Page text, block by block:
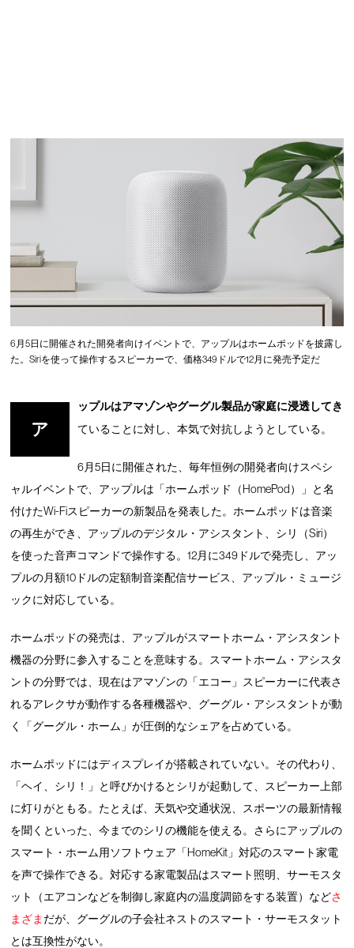
6月5日に開催された開発者向けイベントで、アップルはホームポッドを披露し
た。Siriを使って操作するスピーカーで、価格349ドルで12月に発売予定だ
ア
ップルはアマゾンやグーグル製品が家庭に浸透してき
ていることに対し、本気で対抗しようとしている。
6月5日に開催された、毎年恒例の開発者向けスペシ
ャルイベントで、アップルは「ホームポッド（HomePod）」と名
付けたWi-Fiスピーカーの新製品を発表した。ホームポッドは音楽
の再生ができ、アップルのデジタル・アシスタント、シリ（Siri）
を使った音声コマンドで操作する。12月に349ドルで発売し、アッ
プルの月額10ドルの定額制音楽配信サービス、アップル・ミュージ
ックに対応している。
ホームポッドの発売は、アップルがスマートホーム・アシスタント
機器の分野に参入することを意味する。スマートホーム・アシスタ
ントの分野では、現在はアマゾンの「エコー」スピーカーに代表さ
れるアレクサが動作する各種機器や、グーグル・アシスタントが動
く「グーグル・ホーム」が圧倒的なシェアを占めている。
ホームポッドにはディスプレイが搭載されていない。その代わり、
「ヘイ、シリ！」と呼びかけるとシリが起動して、スピーカー上部
に灯りがともる。たとえば、天気や交通状況、スポーツの最新情報
を聞くといった、今までのシリの機能を使える。さらにアップルの
スマート・ホーム用ソフトウェア「HomeKit」対応のスマート家電
を声で操作できる。対応する家電製品はスマート照明、サーモスタ
ット（エアコンなどを制御し家庭内の温度調節をする装置）などさ
まざま だが、グーグルの子会社ネストのスマート・サーモスタット
とは互換性がない。